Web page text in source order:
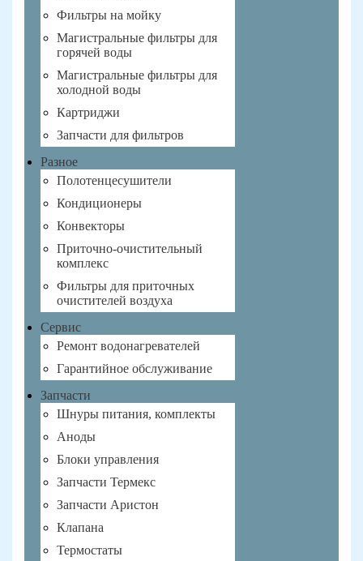
Фильтры на мойку
Магистральные фильтры для
горячей воды
Магистральные фильтры для
холодной воды
Картриджи
Запчасти для фильтров
Разное
Полотенцесушители
Кондиционеры
Конвекторы
Приточно-очистительный
комплекс
Фильтры для приточных
очистителей воздуха
Сервис
Ремонт водонагревателей
Гарантийное обслуживание
Запчасти
Шнуры питания, комплекты
Аноды
Блоки управления
Запчасти Термекс
Запчасти Аристон
Клапана
Термостаты